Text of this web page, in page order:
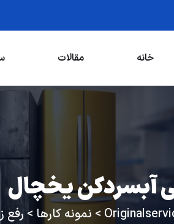
خانه مقالات
آبسردکن یخچال
> نمونه کارها >رفع